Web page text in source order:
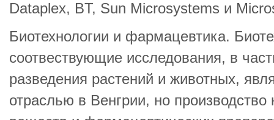
Dataplex, BT, Sun Microsystems и
Биотехнологии и фармацевтика.
соотвествующие исследования, в
разведения растений и животных,
отраслью в Венгрии, но